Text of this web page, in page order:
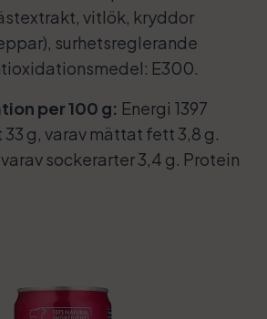
vitlök, kryddor
surhetsreglerande
E300.
per 100 g: Energi 1397
33 g, varav mättat fett 3,8 g.
sockerarter 3,4 g. Protein